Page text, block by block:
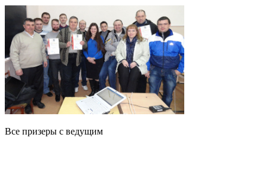
Все призеры с ведущим